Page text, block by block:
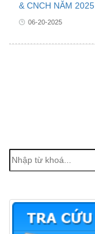
& CNCH NĂM 2025
06-20-2025